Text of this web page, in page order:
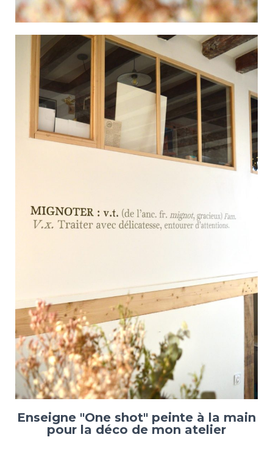
Enseigne "One shot" peinte à la main
pour la déco de mon atelier